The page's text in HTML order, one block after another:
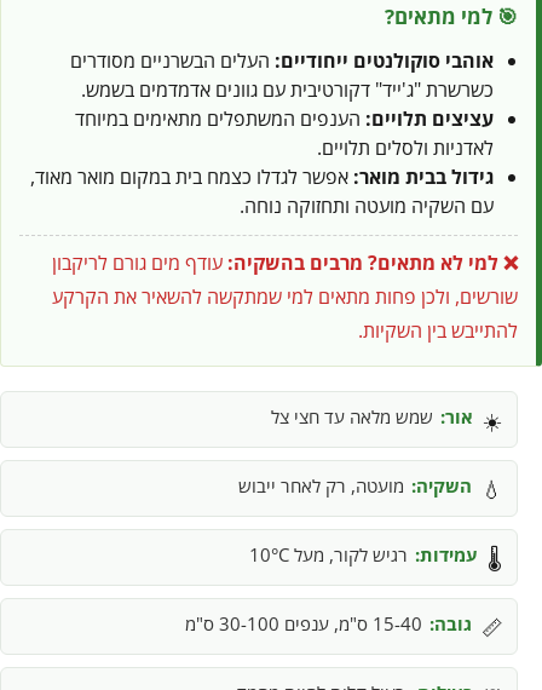
🎯 למי מתאים?
אוהבי סוקולנטים ייחודיים: העלים הבשרניים מסודרים
כשרשרת "ג'ייד" דקורטיבית עם גוונים אדמדמים בשמש.
עציצים תלויים: הענפים המשתפלים מתאימים במיוחד
לאדניות ולסלים תלויים.
גידול בבית מואר: אפשר לגדלו כצמח בית במקום מואר מאוד,
עם השקיה מועטה ותחזוקה נוחה.
❌ למי לא מתאים? מרבים בהשקיה: עודף מים גורם לריקבון
שורשים, ולכן פחות מתאים למי שמתקשה להשאיר את הקרקע
להתייבש בין השקיות.
☀️ אור: שמש מלאה עד חצי צל
💧 השקיה: מועטה, רק לאחר ייבוש
🌡️ עמידות: רגיש לקור, מעל 10°C
📏 גובה: 15-40 ס"מ, ענפים 30-100 ס"מ